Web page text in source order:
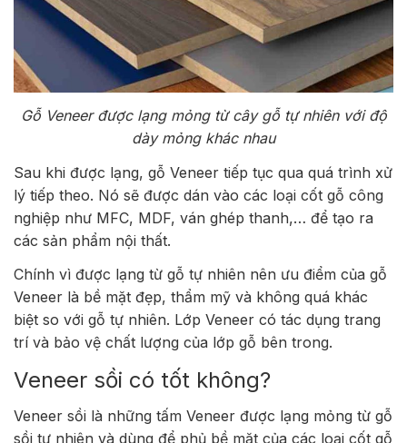
Gỗ Veneer được lạng mỏng từ cây gỗ tự nhiên với độ
dày mỏng khác nhau
Sau khi được lạng, gỗ Veneer tiếp tục qua quá trình xử
lý tiếp theo. Nó sẽ được dán vào các loại cốt gỗ công
nghiệp như MFC, MDF, ván ghép thanh,… để tạo ra
các sản phẩm nội thất.
Chính vì được lạng từ gỗ tự nhiên nên ưu điểm của gỗ
Veneer là bề mặt đẹp, thẩm mỹ và không quá khác
biệt so với gỗ tự nhiên. Lớp Veneer có tác dụng trang
trí và bảo vệ chất lượng của lớp gỗ bên trong.
Veneer sồi có tốt không?
Veneer sồi là những tấm Veneer được lạng mỏng từ gỗ
sồi tự nhiên và dùng để phủ bề mặt của các loại cốt gỗ